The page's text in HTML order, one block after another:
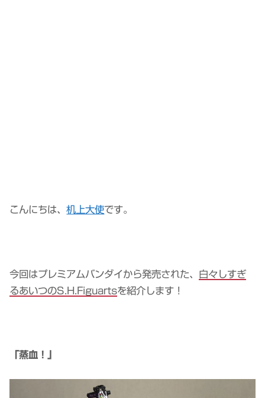
こんにちは、机上大使です。
今回はプレミアムバンダイから発売された、 白々しすぎ
るあいつのS.H.Figuartsを紹介します！
「蒸血！」